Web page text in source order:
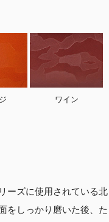
ワイン
ーズに使用されている北
をしっかり磨いた後、た